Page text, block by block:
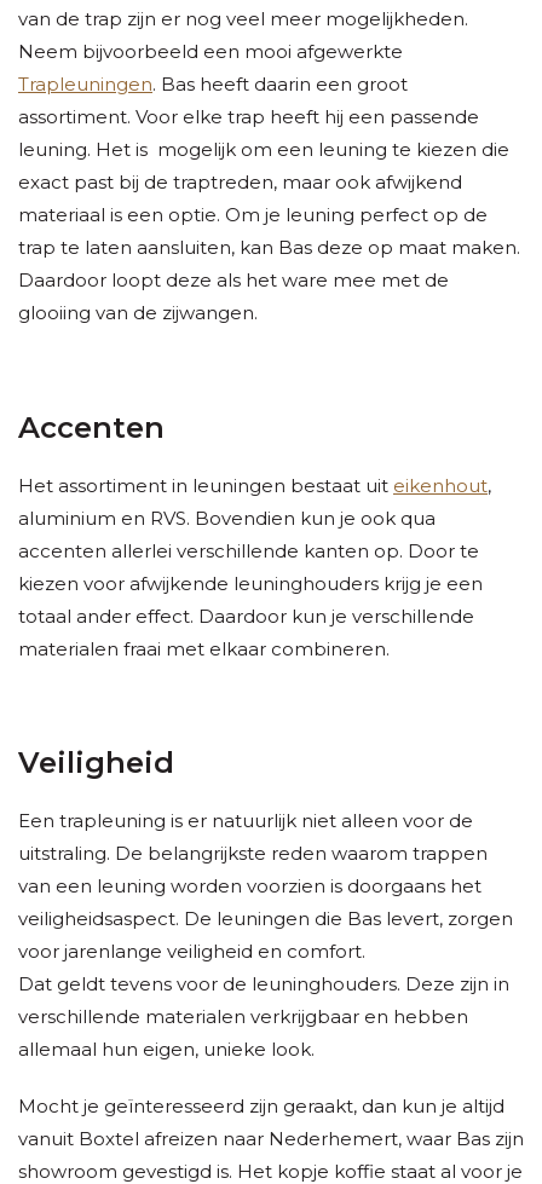
van de trap zijn er nog veel meer mogelijkheden.
Neem bijvoorbeeld een mooi afgewerkte
Trapleuningen. Bas heeft daarin een groot
assortiment. Voor elke trap heeft hij een passende
leuning. Het is mogelijk om een leuning te kiezen die
exact past bij de traptreden, maar ook afwijkend
materiaal is een optie. Om je leuning perfect op de
trap te laten aansluiten, kan Bas deze op maat maken.
Daardoor loopt deze als het ware mee met de
glooiing van de zijwangen.
Accenten
Het assortiment in leuningen bestaat uit eikenhout,
aluminium en RVS. Bovendien kun je ook qua
accenten allerlei verschillende kanten op. Door te
kiezen voor afwijkende leuninghouders krijg je een
totaal ander effect. Daardoor kun je verschillende
materialen fraai met elkaar combineren.
Veiligheid
Een trapleuning is er natuurlijk niet alleen voor de
uitstraling. De belangrijkste reden waarom trappen
van een leuning worden voorzien is doorgaans het
veiligheidsaspect. De leuningen die Bas levert, zorgen
voor jarenlange veiligheid en comfort.
Dat geldt tevens voor de leuninghouders. Deze zijn in
verschillende materialen verkrijgbaar en hebben
allemaal hun eigen, unieke look.
Mocht je geïnteresseerd zijn geraakt, dan kun je altijd
vanuit Boxtel afreizen naar Nederhemert, waar Bas zijn
showroom gevestigd is. Het kopje koffie staat al voor je